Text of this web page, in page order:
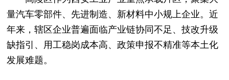
量汽车零部件、先进制造、新材料中小规上企业。近
年来，辖区企业普遍面临产业链协同不足、技改升级
缺指引、用工稳岗成本高、政策申报不精准等本土化
发展难题。